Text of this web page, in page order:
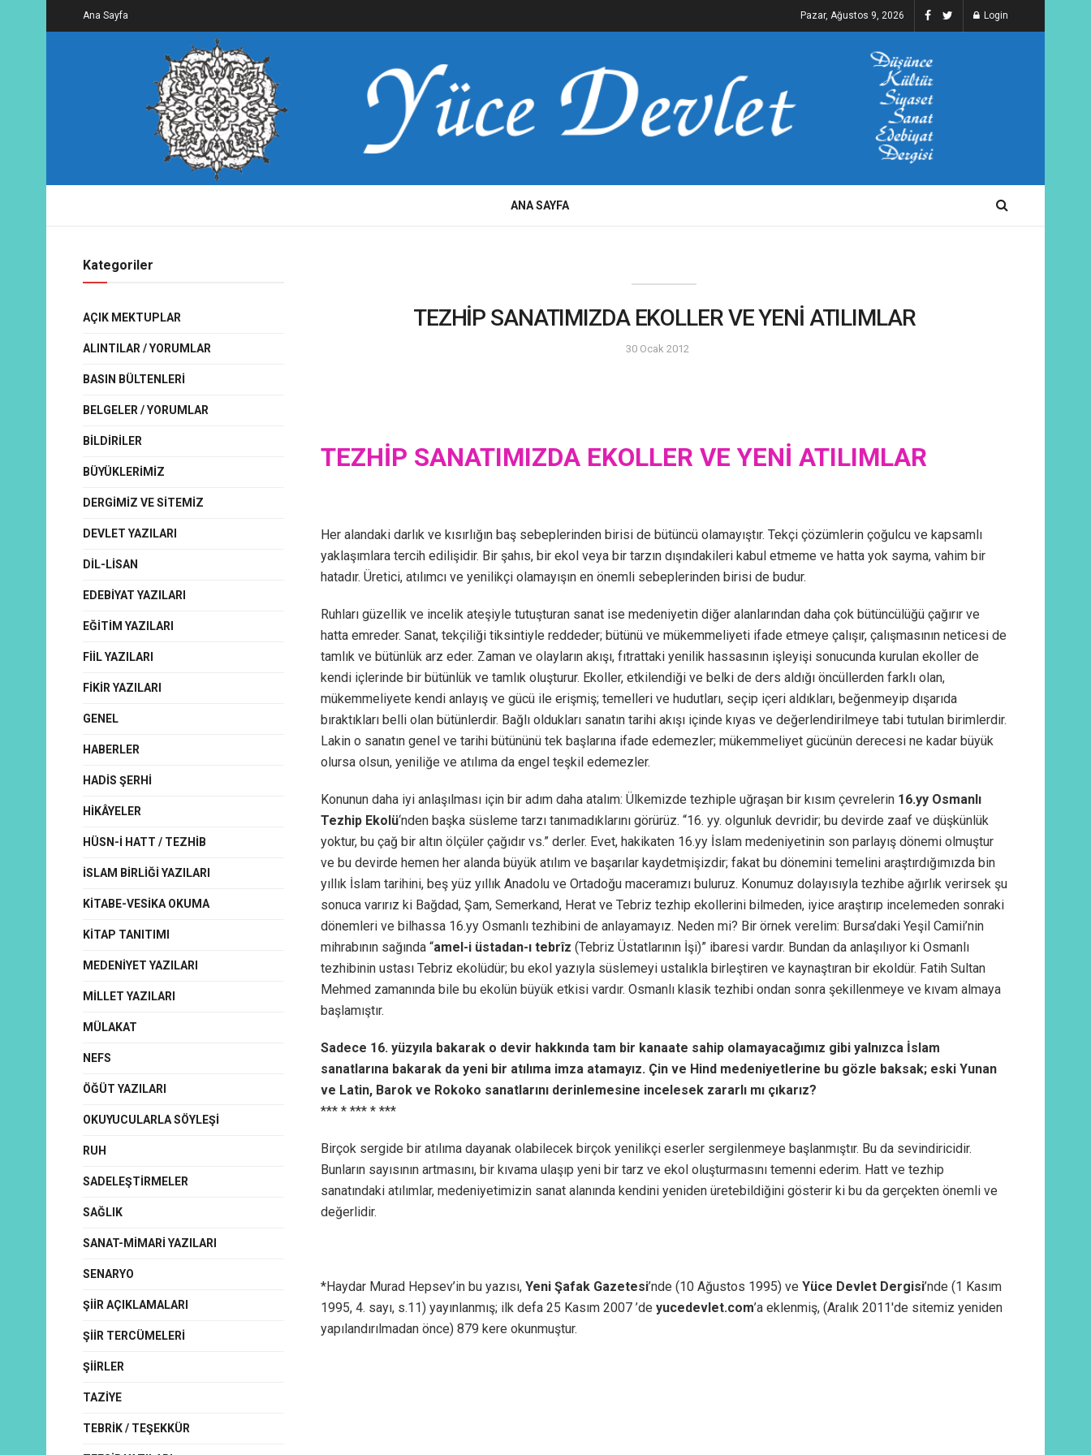
Ana Sayfa Pazar, Ağustos 9, 2026 Login
ANA SAYFA
TEZHİP SANATIMIZDA EKOLLER VE YENİ ATILIMLAR
30 Ocak 2012
TEZHİP SANATIMIZDA EKOLLER VE YENİ ATILIMLAR
Her alandaki darlık ve kısırlığın baş sebeplerinden birisi de bütüncü olamayıştır. Tekçi çözümlerin çoğulcu ve kapsamlı
yaklaşımlara tercih edilişidir. Bir şahıs, bir ekol veya bir tarzın dışındakileri kabul etmeme ve hatta yok sayma, vahim bir
hatadır. Üretici, atılımcı ve yenilikçi olamayışın en önemli sebeplerinden birisi de budur.
Ruhları güzellik ve incelik ateşiyle tutuşturan sanat ise medeniyetin diğer alanlarından daha çok bütüncülüğü çağırır ve
hatta emreder. Sanat, tekçiliği tiksintiyle reddeder; bütünü ve mükemmeliyeti ifade etmeye çalışır, çalışmasının neticesi de
tamlık ve bütünlük arz eder. Zaman ve olayların akışı, fıtrattaki yenilik hassasının işleyişi sonucunda kurulan ekoller de
kendi içlerinde bir bütünlük ve tamlık oluşturur. Ekoller, etkilendiği ve belki de ders aldığı öncüllerden farklı olan,
mükemmeliyete kendi anlayış ve gücü ile erişmiş; temelleri ve hudutları, seçip içeri aldıkları, beğenmeyip dışarıda
bıraktıkları belli olan bütünlerdir. Bağlı oldukları sanatın tarihi akışı içinde kıyas ve değerlendirilmeye tabi tutulan birimlerdir.
Lakin o sanatın genel ve tarihi bütününü tek başlarına ifade edemezler; mükemmeliyet gücünün derecesi ne kadar büyük
olursa olsun, yeniliğe ve atılıma da engel teşkil edemezler.
Konunun daha iyi anlaşılması için bir adım daha atalım: Ülkemizde tezhiple uğraşan bir kısım çevrelerin 16.yy Osmanlı
Tezhip Ekolü‘nden başka süsleme tarzı tanımadıklarını görürüz. “16. yy. olgunluk devridir; bu devirde zaaf ve düşkünlük
yoktur, bu çağ bir altın ölçüler çağıdır vs.” derler. Evet, hakikaten 16.yy İslam medeniyetinin son parlayış dönemi olmuştur
ve bu devirde hemen her alanda büyük atılım ve başarılar kaydetmişizdir; fakat bu dönemini temelini araştırdığımızda bin
yıllık İslam tarihini, beş yüz yıllık Anadolu ve Ortadoğu maceramızı buluruz. Konumuz dolayısıyla tezhibe ağırlık verirsek şu
sonuca varırız ki Bağdad, Şam, Semerkand, Herat ve Tebriz tezhip ekollerini bilmeden, iyice araştırıp incelemeden sonraki
dönemleri ve bilhassa 16.yy Osmanlı tezhibini de anlayamayız. Neden mi? Bir örnek verelim: Bursa’daki Yeşil Camii’nin
mihrabının sağında “amel-i üstadan-ı tebrîz (Tebriz Üstatlarının İşi)” ibaresi vardır. Bundan da anlaşılıyor ki Osmanlı
tezhibinin ustası Tebriz ekolüdür; bu ekol yazıyla süslemeyi ustalıkla birleştiren ve kaynaştıran bir ekoldür. Fatih Sultan
Mehmed zamanında bile bu ekolün büyük etkisi vardır. Osmanlı klasik tezhibi ondan sonra şekillenmeye ve kıvam almaya
başlamıştır.
Sadece 16. yüzyıla bakarak o devir hakkında tam bir kanaate sahip olamayacağımız gibi yalnızca İslam
sanatlarına bakarak da yeni bir atılıma imza atamayız. Çin ve Hind medeniyetlerine bu gözle baksak; eski Yunan
ve Latin, Barok ve Rokoko sanatlarını derinlemesine incelesek zararlı mı çıkarız?
*** * *** * ***
Birçok sergide bir atılıma dayanak olabilecek birçok yenilikçi eserler sergilenmeye başlanmıştır. Bu da sevindiricidir.
Bunların sayısının artmasını, bir kıvama ulaşıp yeni bir tarz ve ekol oluşturmasını temenni ederim. Hatt ve tezhip
sanatındaki atılımlar, medeniyetimizin sanat alanında kendini yeniden üretebildiğini gösterir ki bu da gerçekten önemli ve
değerlidir.
*Haydar Murad Hepsev’in bu yazısı, Yeni Şafak Gazetesi’nde (10 Ağustos 1995) ve Yüce Devlet Dergisi’nde (1 Kasım
1995, 4. sayı, s.11) yayınlanmış; ilk defa 25 Kasım 2007 ’de yucedevlet.com’a eklenmiş, (Aralık 2011′de sitemiz yeniden
yapılandırılmadan önce) 879 kere okunmuştur.
Kategoriler
AÇIK MEKTUPLAR
ALINTILAR / YORUMLAR
BASIN BÜLTENLERI
BELGELER / YORUMLAR
BILDIRILER
BÜYÜKLERIMIZ
DERGIMIZ VE SITEMIZ
DEVLET YAZILARI
DIL-LISAN
EDEBIYAT YAZILARI
EĞITIM YAZILARI
FIIL YAZILARI
FIKIR YAZILARI
GENEL
HABERLER
HADIS ŞERHI
HIKÂYELER
HÜSN-I HATT / TEZHIB
İSLAM BIRLIĞI YAZILARI
KITABE-VESIKA OKUMA
KITAP TANITIMI
MEDENIYET YAZILARI
MILLET YAZILARI
MÜLAKAT
NEFS
ÖĞÜT YAZILARI
OKUYUCULARLA SÖYLEŞI
RUH
SADELEŞTIRMELER
SAĞLIK
SANAT-MIMARI YAZILARI
SENARYO
ŞIIR AÇIKLAMALARI
ŞIIR TERCÜMELERI
ŞIIRLER
TAZIYE
TEBRIK / TEŞEKKÜR